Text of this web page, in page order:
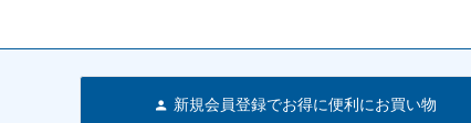
新規会員登録でお得に便利にお買い物